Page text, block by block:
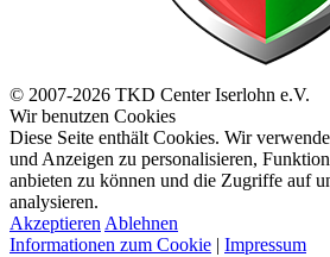
© 2007-2026 TKD Center Iserlohn e.V.
Wir benutzen Cookies
Diese Seite enthält Cookies. Wir
und Anzeigen zu personalisieren,
anbieten zu können und die Zugriffe auf
analysieren.
Akzeptieren Ablehnen
Informationen zum Cookie | Impressum